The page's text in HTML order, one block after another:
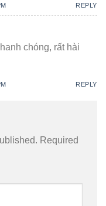
REPLY
chóng, rất hài
REPLY
Required